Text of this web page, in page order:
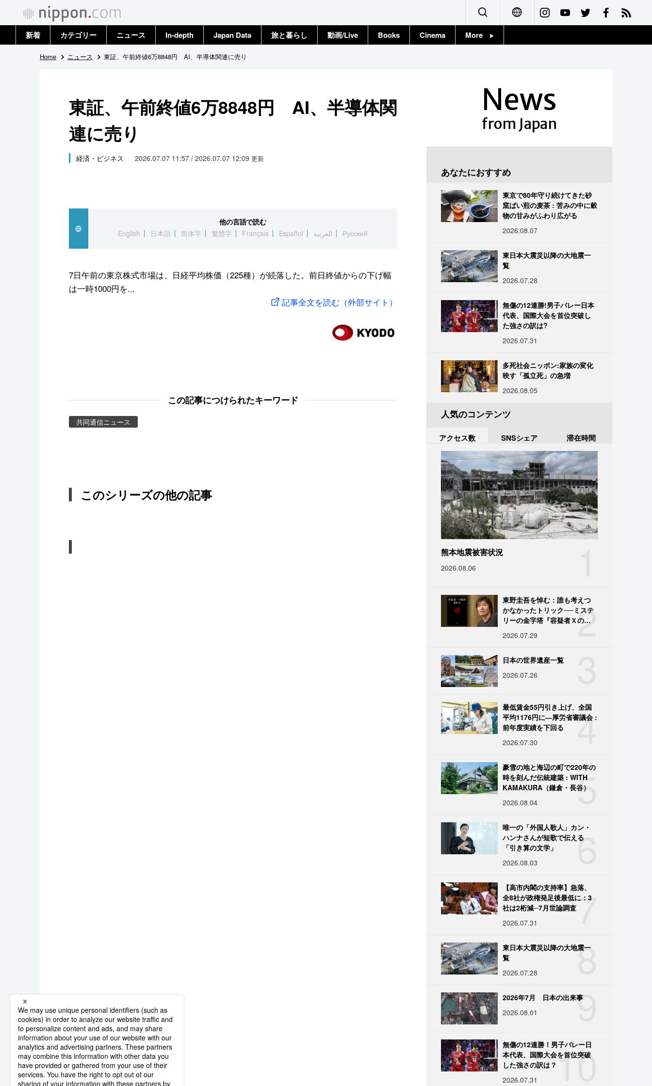
Français
新着 カテゴリー
政治・外交
国際
社会
文化
スポーツ・東京2020
ニュース
トップ
In-depth Japan Data 旅と暮らし 動画/Live Books Cinema More
Home ニュース 東証、午前終値6万8848円 AI、半導体関連に売り
東証、午前終値6万8848円 AI、半導体関
連に売り
経済・ビジネス 2026.07.07 11:57 / 2026.07.07 12:09 更新
他の言語で読む
English
日本語 简体字 繁體字 Français Español العربية Русский
7日午前の東京株式市場は、日経平均株価（225種）が続落した。前日終値からの下げ幅
は一時1000円を...
記事全文を読む（外部サイト）
この記事につけられたキーワード
共同通信ニュース
このシリーズの他の記事
News
from Japan
あなたにおすすめ
東京で80年守り続けてきた砂
窯ばい煎の麦茶 : 苦みの中に穀
物の甘みがふわり広がる
2026.08.07
東日本大震災以降の大地震一
覧
2026.07.28
無傷の12連勝!男子バレー日本
代表、国際大会を首位突破し
た強さの訳は?
2026.07.31
多死社会ニッポン:家族の変化
映す「孤立死」の急増
2026.08.05
人気のコンテンツ
アクセス数 SNSシェア 滞在時間
熊本地震被害状況
2026.08.06
2
東野圭吾を悼む：誰も考えつ
かなかったトリック──ミステ
リーの金字塔『容疑者Ｘの献
2026.07.29
日本の世界遺産一覧
2026.07.26
4
最低賃金55円引き上げ、全国
平均1176円に―厚労省審議会 :
前年度実績を下回る
2026.07.30
5
豪雪の地と海辺の町で220年の
時を刻んだ伝統建築 : WITH
KAMAKURA（鎌倉・長谷）
2026.08.04
6
唯一の「外国人歌人」カン・
ハンナさんが短歌で伝える
「引き算の文学」
2026.08.03
7
【高市内閣の支持率】急落、
全8社が政権発足後最低に：3
社は2桁減─7月世論調査
2026.07.31
8
東日本大震災以降の大地震一
覧
2026.07.28
9
2026年7月 日本の出来事
2026.08.01
10
無傷の12連勝！男子バレー日
本代表、国際大会を首位突破
した強さの訳は？
2026.07.31